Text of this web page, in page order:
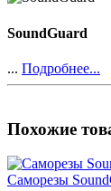
SoundGuard
... Подробнее...
Похожие
Саморезы